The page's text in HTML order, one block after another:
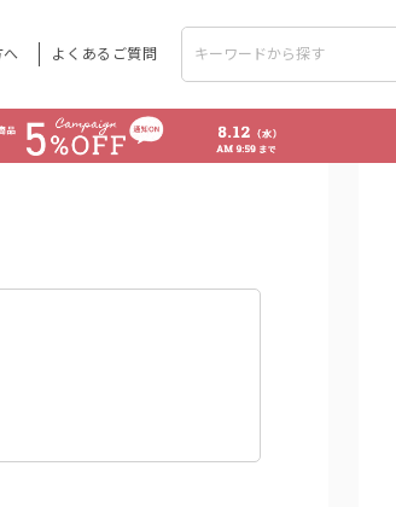
へ よくあるご質問